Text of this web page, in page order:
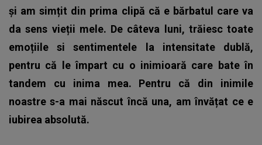
și am simțit din prima clipă că e bărbatul care va
da sens vieții mele. De câteva luni, trăiesc toate
emoțiile si sentimentele la intensitate dublă,
pentru că le împart cu o inimioară care bate în
tandem cu inima mea. Pentru că din inimile
noastre s-a mai născut încă una, am învățat ce e
iubirea absolută.